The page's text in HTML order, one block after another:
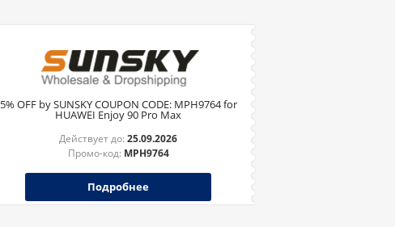
5% OFF by SUNSKY COUPON CODE: MPH9764 for
HUAWEI Enjoy 90 Pro Max
Действует до: 25.09.2026
Промо-код: MPH9764
Подробнее